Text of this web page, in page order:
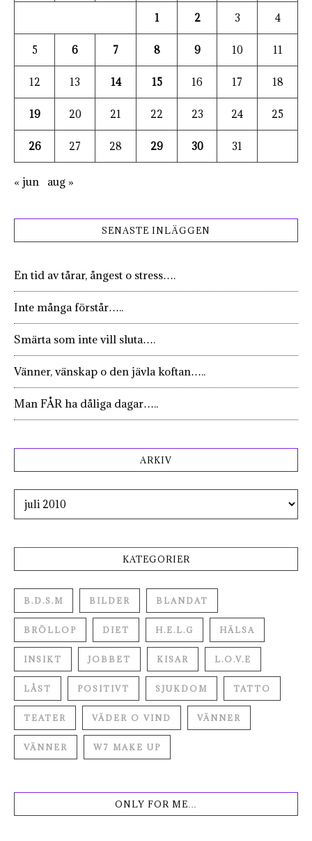
1 2 3 4
5 6 7 8 9 10 11
12 13 14 15 16 17 18
19 20 21 22 23 24 25
26 27 28 29 30 31
« jun aug »
SENASTE INLÄGGEN
En tid av tårar, ångest o stress….
Inte många förstår…..
Smärta som inte vill sluta….
Vänner, vänskap o den jävla koftan…..
Man FÅR ha dåliga dagar…..
ARKIV
Arkiv
KATEGORIER
B.D.S.M BILDER BLANDAT
BRÖLLOP DIET H.E.L.G HÄLSA
INSIKT JOBBET KISAR L.O.V.E
LÅST POSITIVT SJUKDOM TATTO
TEATER VÄDER O VIND VÄNNER
VÄNNER W7 MAKE UP
ONLY FOR ME…